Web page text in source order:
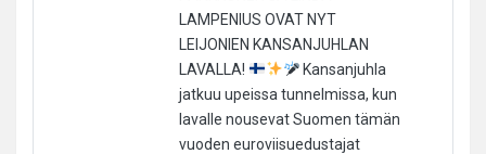
LAMPENIUS OVAT NYT
LEIJONIEN KANSANJUHLAN
LAVALLA!
Kansanjuhla
jatkuu upeissa tunnelmissa, kun
lavalle nousevat Suomen tämän
vuoden euroviisuedustajat